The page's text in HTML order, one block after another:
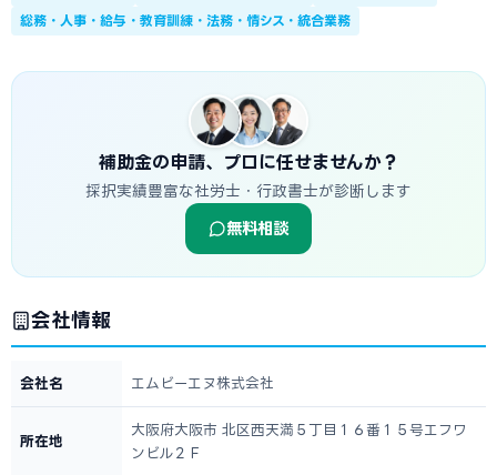
総務・人事・給与・教育訓練・法務・情シス・統合業務
補助金の申請、プロに任せませんか？
採択実績豊富な社労士・行政書士が診断します
無料相談
会社情報
会社名 エムビーエヌ株式会社
所在地
大阪府大阪市 北区西天満５丁目１６番１５号エフワ
ンビル２Ｆ